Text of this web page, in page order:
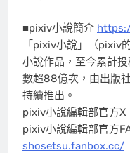
■pixiv小說簡介
「pixiv小說」（pixiv
小說作品，至今累計
數超88億次，由出版
持續推出。
pixiv小說編輯部官方X
pixiv小說編輯部官方
shosetsu.fanbox.cc/